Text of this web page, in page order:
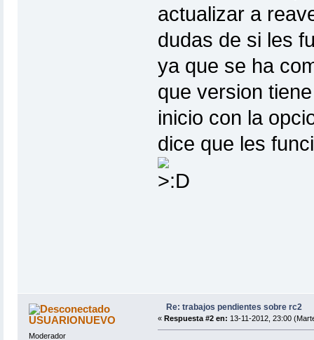
actualizar a
dudas de si les
ya que se ha
que version
inicio con la
dice que les
USUARIONUEVO
Moderador
Re: trabajos pendientes sobre rc2
« Respuesta #2 en: 13-11-2012, 23:00